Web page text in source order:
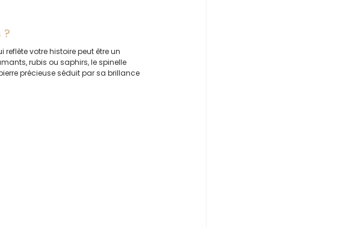
?
votre histoire peut être un
rubis ou saphirs, le spinelle
précieuse séduit par sa brillance